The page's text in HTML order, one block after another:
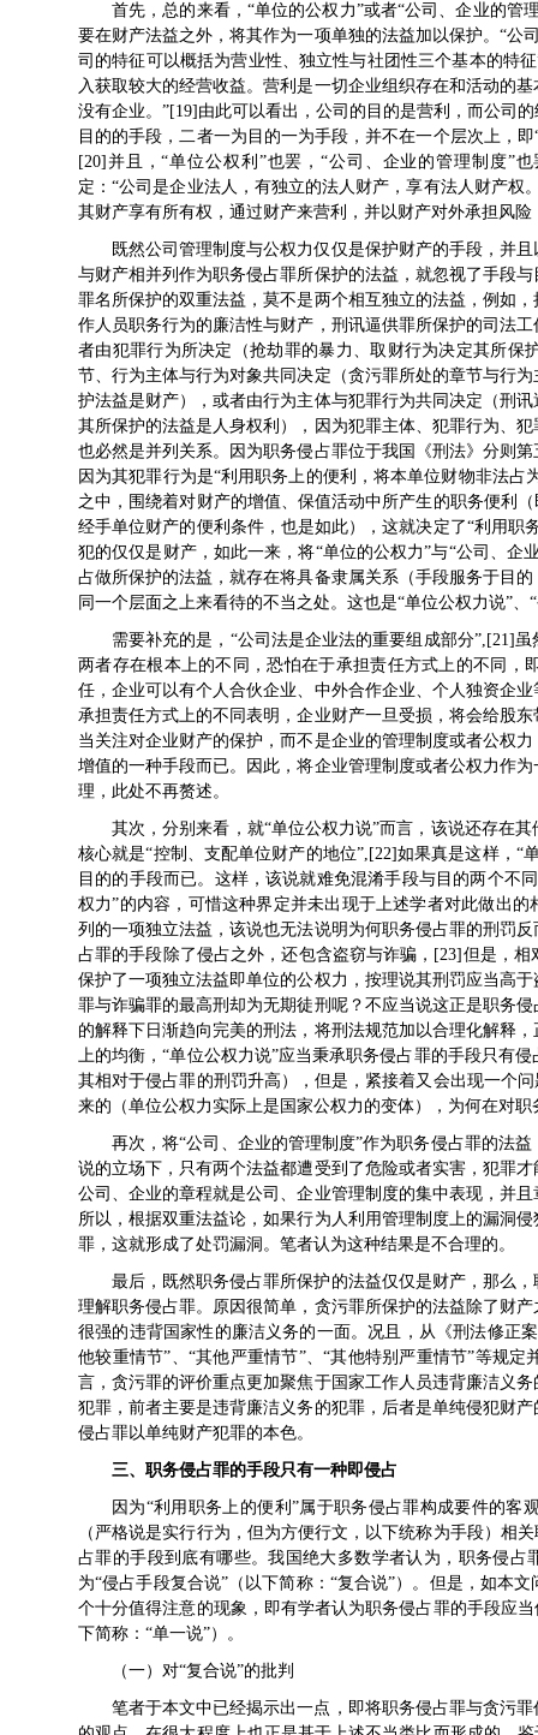
首先，总的来看，“单位的公权力”或者“公司、企业的
要在财产法益之外，将其作为一项单独的法益加以保护。“公
司的特征可以概括为营业性、独立性与社团性三个基本的特
入获取较大的经营收益。营利是一切企业组织存在和活动的
没有企业。”[19]由此可以看出，公司的目的是营利，而公司
目的的手段，二者一为目的一为手段，并不在一个层次上，
[20]并且，“单位公权利”也罢，“公司、企业的管理制度”
定：“公司是企业法人，有独立的法人财产，享有法人财产
其财产享有所有权，通过财产来营利，并以财产对外承担风
既然公司管理制度与公权力仅仅是保护财产的手段，并
与财产相并列作为职务侵占罪所保护的法益，就忽视了手段
罪名所保护的双重法益，莫不是两个相互独立的法益，例如
作人员职务行为的廉洁性与财产，刑讯逼供罪所保护的司法
者由犯罪行为所决定（抢劫罪的暴力、取财行为决定其所
节、行为主体与行为对象共同决定（贪污罪所处的章节与行
护法益是财产），或者由行为主体与犯罪行为共同决定（刑
其所保护的法益是人身权利），因为犯罪主体、犯罪行为、
也必然是并列关系。因为职务侵占罪位于我国《刑法》分则
因为其犯罪行为是“利用职务上的便利，将本单位财物非法
之中，围绕着对财产的增值、保值活动中所产生的职务便利
经手单位财产的便利条件，也是如此），这就决定了“利用
犯的仅仅是财产，如此一来，将“单位的公权力”与“公司、
占做所保护的法益，就存在将具备隶属关系（手段服务于目
同一个层面之上来看待的不当之处。这也是“单位公权力说”
需要补充的是，“公司法是企业法的重要组成部分”,[21]
两者存在根本上的不同，恐怕在于承担责任方式上的不同
任，企业可以有个人合伙企业、中外合作企业、个人独资企
承担责任方式上的不同表明，企业财产一旦受损，将会给股
当关注对企业财产的保护，而不是企业的管理制度或者公权
增值的一种手段而已。因此，将企业管理制度或者公权力作
理，此处不再赘述。
其次，分别来看，就“单位公权力说”而言，该说还存在
核心就是“控制、支配单位财产的地位”,[22]如果真是这样，
目的的手段而已。这样，该说就难免混淆手段与目的两个不
权力”的内容，可惜这种界定并未出现于上述学者对此做出
列的一项独立法益，该说也无法说明为何职务侵占罪的刑罚
占罪的手段除了侵占之外，还包含盗窃与诈骗，[23]但是，
保护了一项独立法益即单位的公权力，按理说其刑罚应当高
罪与诈骗罪的最高刑却为无期徒刑呢？不应当说这正是职务
的解释下日渐趋向完美的刑法，将刑法规范加以合理化解释
上的均衡，“单位公权力说”应当秉承职务侵占罪的手段只有
其相对于侵占罪的刑罚升高），但是，紧接着又会出现一个
来的（单位公权力实际上是国家公权力的变体），为何在对
再次，将“公司、企业的管理制度”作为职务侵占罪的法
说的立场下，只有两个法益都遭受到了危险或者实害，犯罪
公司、企业的章程就是公司、企业管理制度的集中表现，并
所以，根据双重法益论，如果行为人利用管理制度上的漏洞
罪，这就形成了处罚漏洞。笔者认为这种结果是不合理的。
最后，既然职务侵占罪所保护的法益仅仅是财产，那么
理解职务侵占罪。原因很简单，贪污罪所保护的法益除了财
很强的违背国家性的廉洁义务的一面。况且，从《刑法修正
他较重情节”、“其他严重情节”、“其他特别严重情节”等规
言，贪污罪的评价重点更加聚焦于国家工作人员违背廉洁义
犯罪，前者主要是违背廉洁义务的犯罪，后者是单纯侵犯财
侵占罪以单纯财产犯罪的本色。
三、职务侵占罪的手段只有一种即侵占
因为“利用职务上的便利”属于职务侵占罪构成要件的
（严格说是实行行为，但为方便行文，以下统称为手段）相
占罪的手段到底有哪些。我国绝大多数学者认为，职务侵
为“侵占手段复合说”（以下简称：“复合说”）。但是，如本
个十分值得注意的现象，即有学者认为职务侵占罪的手段应
下简称：“单一说”）。
（一）对“复合说”的批判
笔者于本文中已经揭示出一点，即将职务侵占罪与贪污